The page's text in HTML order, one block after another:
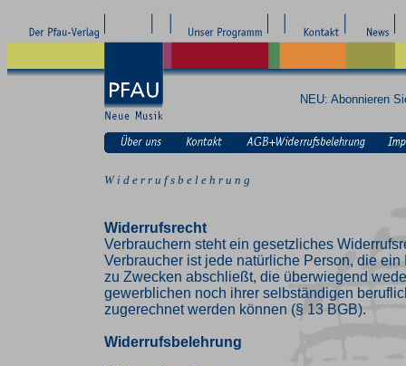
NEU: Abonnieren
W i d e r r u f s b e l e h r u n g
Widerrufsrecht
Verbrauchern steht ein gesetzliches
Verbraucher ist jede natürliche Person, die ein
zu Zwecken abschließt, die überwiegend
gewerblichen noch ihrer selbständigen
zugerechnet werden können (§ 13 BGB).
Widerrufsbelehrung